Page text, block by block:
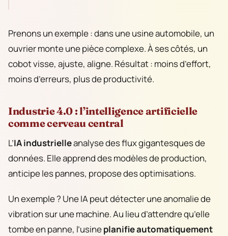
Prenons un exemple : dans une usine automobile, un
ouvrier monte une pièce complexe. À ses côtés, un
cobot visse, ajuste, aligne. Résultat : moins d’effort,
moins d’erreurs, plus de productivité.
Industrie 4.0 : l’intelligence artificielle
comme cerveau central
L’IA industrielleanalyse des flux gigantesques de
données. Elle apprend des modèles de production,
anticipe les pannes, propose des optimisations.
Un exemple ? Une IA peut détecter une anomalie de
vibration sur une machine. Au lieu d’attendre qu’elle
tombe en panne, l’usineplanifie automatiquement